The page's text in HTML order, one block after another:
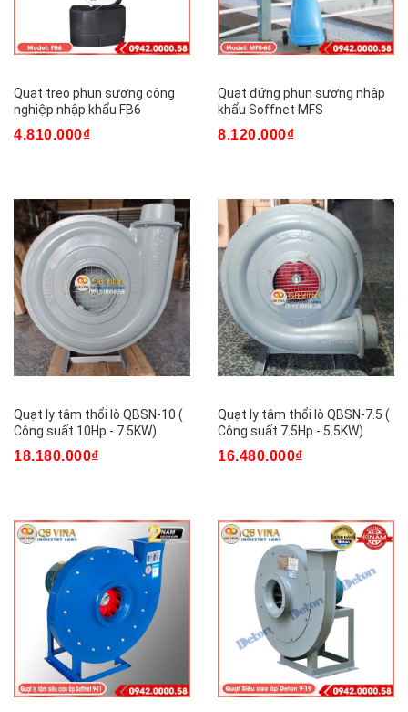
Quạt treo phun sương công
nghiệp nhập khẩu FB6
4.810.000₫
Quạt đứng phun sương nhập
khẩu Soffnet MFS
8.120.000₫
Quạt ly tâm thổi lò QBSN-10 (
Công suất 10Hp - 7.5KW)
18.180.000₫
Quạt ly tâm thổi lò QBSN-7.5 (
Công suất 7.5Hp - 5.5KW)
16.480.000₫